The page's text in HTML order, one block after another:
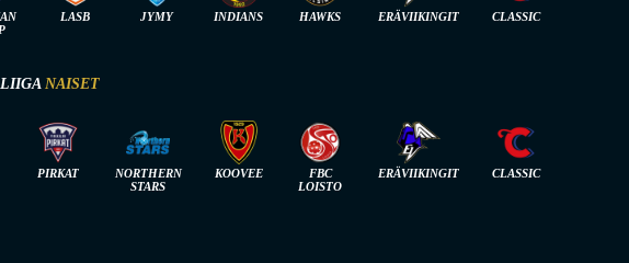
LASB JYMY INDIANS HAWKS ERÄVIIKINGIT CLASSIC
NAISET
PIRKAT
NORTHERN
STARS
KOOVEE
FBC
LOISTO
ERÄVIIKINGIT CLASSIC